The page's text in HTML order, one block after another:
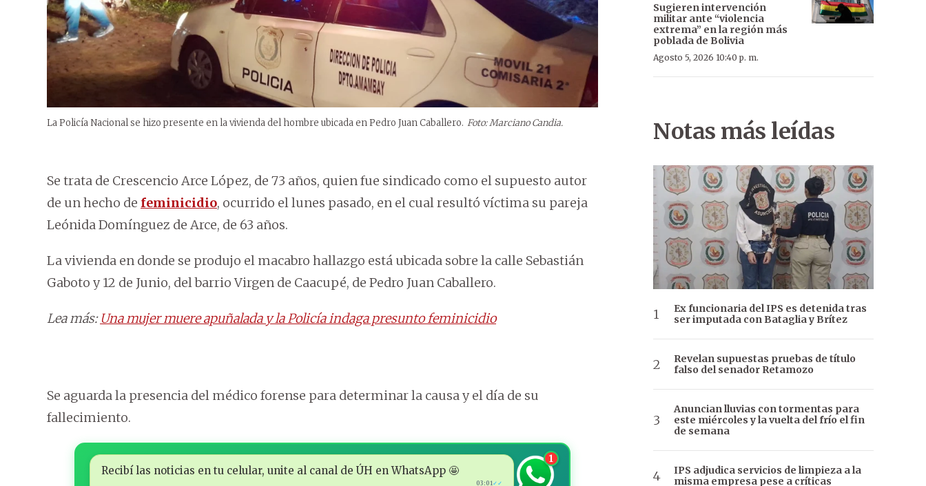
La Policía Nacional se hizo presente en la vivienda del hombre ubicada en Pedro Juan Caballero. Foto: Marciano Candia.
Se trata de Crescencio Arce López, de 73 años, quien fue sindicado como el supuesto autor
de un hecho de feminicidio, ocurrido el lunes pasado, en el cual resultó víctima su pareja
Leónida Domínguez de Arce, de 63 años.
La vivienda en donde se produjo el macabro hallazgo está ubicada sobre la calle Sebastián
Gaboto y 12 de Junio, del barrio Virgen de Caacupé, de Pedro Juan Caballero.
Lea más: Una mujer muere apuñalada y la Policía indaga presunto feminicidio
Se aguarda la presencia del médico forense para determinar la causa y el día de su
fallecimiento.
Recibí las noticias en tu celular, unite al canal de ÚH en WhatsApp 🤩
03:01✓✓
1
Sugieren intervención
militar ante “violencia
extrema” en la región más
poblada de Bolivia
Agosto 5, 2026 10:40 p. m.
Notas más leídas
Ex funcionaria del IPS es detenida tras
ser imputada con Bataglia y Brítez
Revelan supuestas pruebas de título
falso del senador Retamozo
Anuncian lluvias con tormentas para
este miércoles y la vuelta del frío el fin
de semana
IPS adjudica servicios de limpieza a la
misma empresa pese a críticas